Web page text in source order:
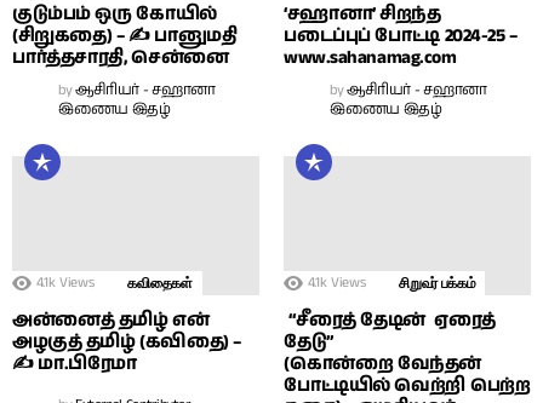
குடும்பம் ஒரு கோயில்
(சிறுகதை) – ✍ பானுமதி
பார்த்தசாரதி, சென்னை
byஆசிரியர் - சஹானா
இணைய இதழ்
‘சஹானா’ சிறந்த
படைப்புப் போட்டி 2024-25 –
www.sahanamag.com
byஆசிரியர் - சஹானா
இணைய இதழ்
4.1k Views கவிதைகள்
அன்னைத் தமிழ் என்
அழகுத் தமிழ் (கவிதை) –
✍ மா.பிரேமா
4.1k Views சிறுவர் பக்கம்
“சீரைத் தேடின் ஏரைத்
தேடு”
(கொன்றை வேந்தன்
போட்டியில் வெற்றி பெற்ற